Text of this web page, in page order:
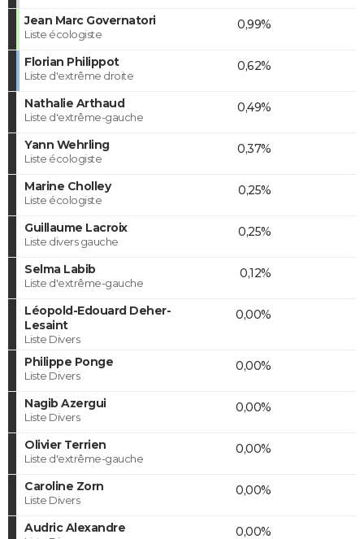
Jean Marc Governatori
Liste écologiste
0,99%
Florian Philippot
Liste d'extrême droite
0,62%
Nathalie Arthaud
Liste d'extrême-gauche
0,49%
Yann Wehrling
Liste écologiste
0,37%
Marine Cholley
Liste écologiste
0,25%
Guillaume Lacroix
Liste divers gauche
0,25%
Selma Labib
Liste d'extrême-gauche
0,12%
Léopold-Edouard Deher-
Lesaint
Liste Divers
0,00%
Philippe Ponge
Liste Divers
0,00%
Nagib Azergui
Liste Divers
0,00%
Olivier Terrien
Liste d'extrême-gauche
0,00%
Caroline Zorn
Liste Divers
0,00%
Audric Alexandre 0,00%